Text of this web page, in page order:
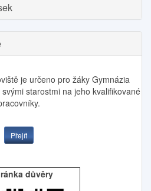
je určeno pro žáky Gymnázia
starostmi na jeho kvalifikované
Přejít
důvěry